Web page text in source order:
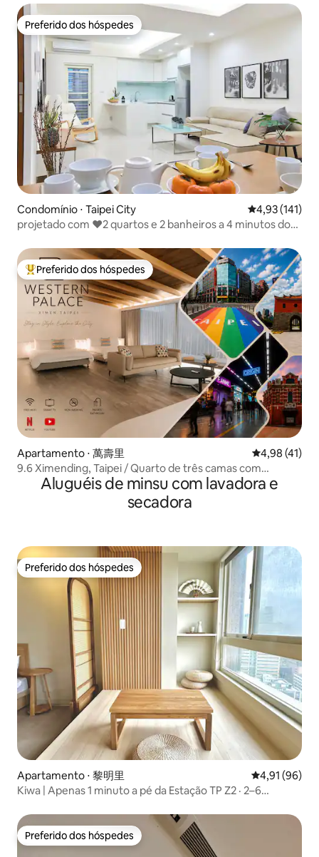
Preferido dos hóspedes
Preferido dos hóspedes
Condomínio ⋅ Taipei City 4,93 de uma
4,93 (141)
projetado com ❤2 quartos e 2 banheiros a 4 minutos do
Entre os melhores preferidos dos hóspedes
Preferido dos hóspedes
Apartamento ⋅ 萬壽里 4,98 de uma
4,98 (41)
9.6 Ximending, Taipei / Quarto de três camas com
varandaAluguéis de minsu com lavadora e
secadora
Preferido dos hóspedes
Preferido dos hóspedes
Apartamento ⋅ 黎明里 4,91 de uma
4,91 (96)
Kiwa | Apenas 1 minuto a pé da Estação TP Z2 · 2–6
Preferido dos hóspedes
Preferido dos hóspedes